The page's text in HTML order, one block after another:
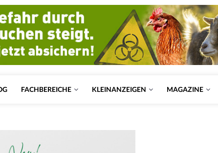
FACHBEREICHE KLEINANZEIGEN MAGAZINE